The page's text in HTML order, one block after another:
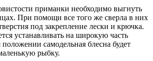
приманки необходимо выгнуть
При помощи все того же сверла в них
под закрепление лески и крючка.
устанавливать на широкую часть
самодельная блесна будет
рыбку.